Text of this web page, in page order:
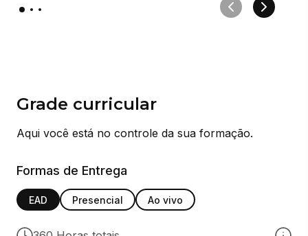
Grade curricular
Aqui você está no controle da sua formação.
Formas de Entrega
EAD Presencial Ao vivo